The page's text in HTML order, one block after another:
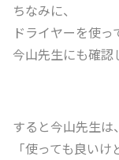
ちなみに、
ドライヤーを使っ
今山先生にも確認
すると今山先生は、
「使っても良いけ